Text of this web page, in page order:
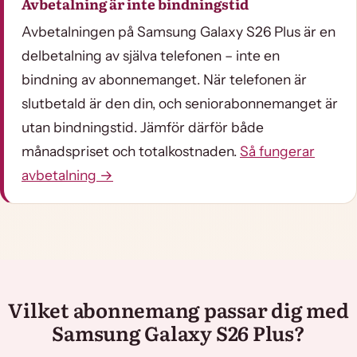
Avbetalningen på Samsung Galaxy S26 Plus är en
delbetalning av själva telefonen – inte en
bindning av abonnemanget. När telefonen är
slutbetald är den din, och seniorabonnemanget är
utan bindningstid. Jämför därför både
månadspriset och totalkostnaden. Så fungerar
avbetalning →
Vilket abonnemang passar dig med
Samsung Galaxy S26 Plus?